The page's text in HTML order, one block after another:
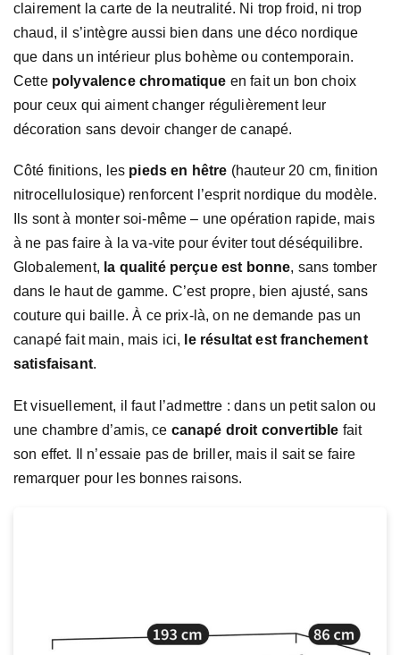
clairement la carte de la neutralité. Ni trop froid, ni trop
chaud, il s’intègre aussi bien dans une déco nordique
que dans un intérieur plus bohème ou contemporain.
Cette polyvalence chromatique en fait un bon choix
pour ceux qui aiment changer régulièrement leur
décoration sans devoir changer de canapé.
Côté finitions, les pieds en hêtre (hauteur 20 cm, finition
nitrocellulosique) renforcent l’esprit nordique du modèle.
Ils sont à monter soi-même – une opération rapide, mais
à ne pas faire à la va-vite pour éviter tout déséquilibre.
Globalement, la qualité perçue est bonne, sans tomber
dans le haut de gamme. C’est propre, bien ajusté, sans
couture qui baille. À ce prix-là, on ne demande pas un
canapé fait main, mais ici, le résultat est franchement
satisfaisant.
Et visuellement, il faut l’admettre : dans un petit salon ou
une chambre d’amis, ce canapé droit convertible fait
son effet. Il n’essaie pas de briller, mais il sait se faire
remarquer pour les bonnes raisons.